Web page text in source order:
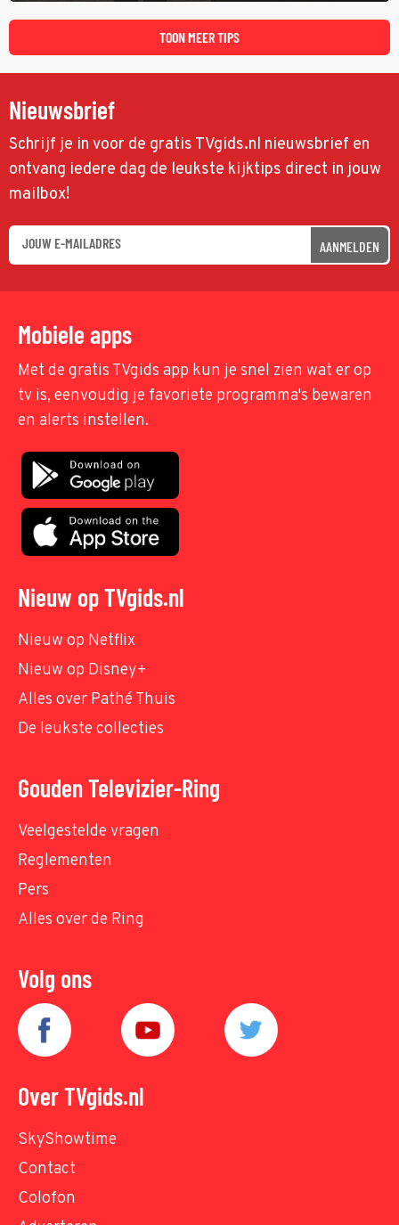
spoor via Frankrijk en Italië naar Malta.
TOON MEER TIPS
Nieuwsbrief
Schrijf je in voor de gratis TVgids.nl nieuwsbrief en
ontvang iedere dag de leukste kijktips direct in jouw
mailbox!
AANMELDEN
Mobiele apps
Met de gratis TVgids app kun je snel zien wat er op
tv is, eenvoudig je favoriete programma's bewaren
en alerts instellen.
Nieuw op TVgids.nl
Nieuw op Netflix
Nieuw op Disney+
Alles over Pathé Thuis
De leukste collecties
Gouden Televizier-Ring
Veelgestelde vragen
Reglementen
Pers
Alles over de Ring
Volg ons
Over TVgids.nl
SkyShowtime
Contact
Colofon